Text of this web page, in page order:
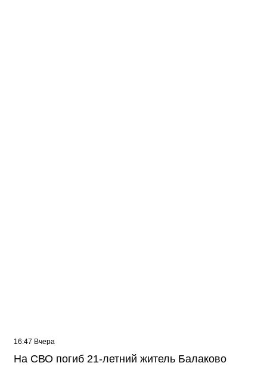
16:47 Вчера
На СВО погиб 21-летний житель Балаково